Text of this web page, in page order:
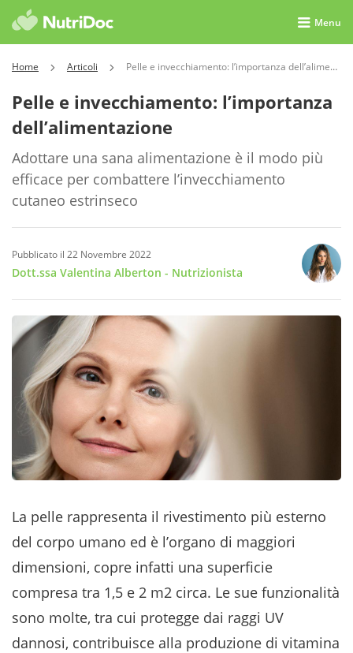
Menu
Home Articoli Pelle e invecchiamento: l’importanza dell’alimentazione
Pelle e invecchiamento: l’importanza
dell’alimentazione
Adottare una sana alimentazione è il modo più
efficace per combattere l’invecchiamento
cutaneo estrinseco
Pubblicato il 22 Novembre 2022
Dott.ssa Valentina Alberton - Nutrizionista
La pelle rappresenta il rivestimento più esterno
del corpo umano ed è l’organo di maggiori
dimensioni, copre infatti una superficie
compresa tra 1,5 e 2 m2 circa. Le sue funzionalità
sono molte, tra cui protegge dai raggi UV
dannosi, contribuisce alla produzione di vitamina